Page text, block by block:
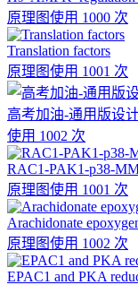
原理图使用 1000 次
Translation factors
原理图使用 1001 次
高考加油-通用版设
使用 1002 次
RAC1-PAK1-p38-
原理图使用 1001 次
Arachidonate
原理图使用 1002 次
EPAC1 and PKA